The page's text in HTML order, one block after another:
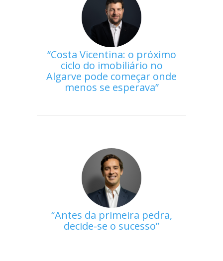
Costa Vicentina: o próximo
ciclo do imobiliário no
Algarve pode começar onde
menos se esperava
Antes da primeira pedra,
decide-se o sucesso